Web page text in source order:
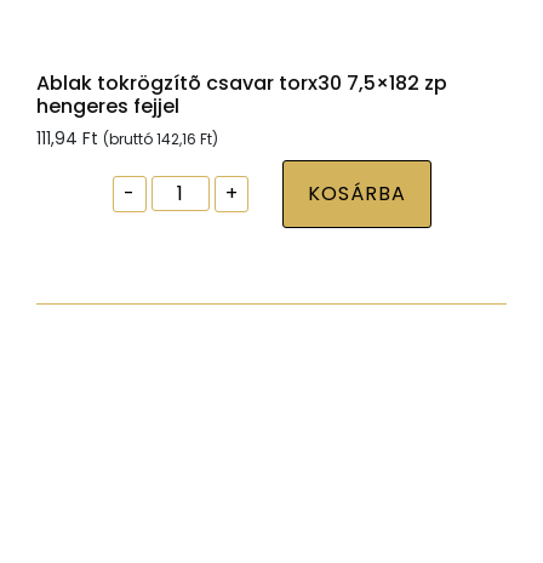
Ablak tokrögzítõ csavar torx30 7,5×182 zp
hengeres fejjel
111,94 Ft (bruttó142,16 Ft)
-
Ablak
tokrögzítõ
7,5x182
+ KOSÁRBA